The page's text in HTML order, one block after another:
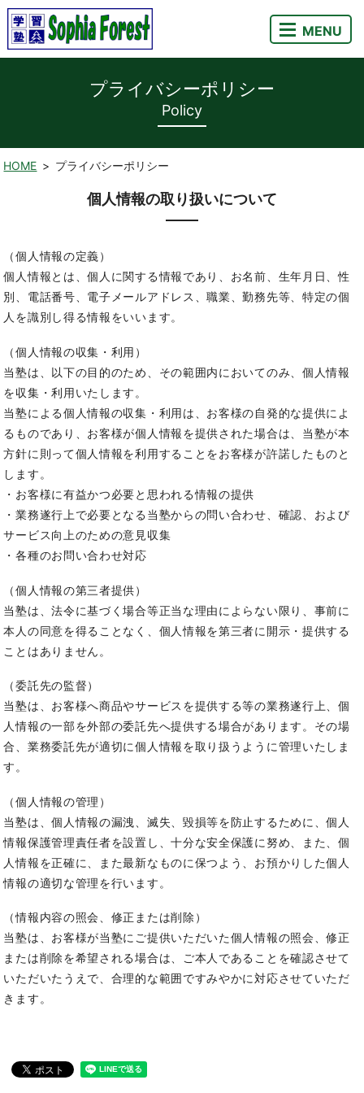
MENU
プライバシーポリシー
Policy
HOME プライバシーポリシー
個人情報の取り扱いについて
（個人情報の定義）
個人情報とは、個人に関する情報であり、お名前、生年月日、性
別、電話番号、電子メールアドレス、職業、勤務先等、特定の個
人を識別し得る情報をいいます。
（個人情報の収集・利用）
当塾は、以下の目的のため、その範囲内においてのみ、個人情報
を収集・利用いたします。
当塾による個人情報の収集・利用は、お客様の自発的な提供によ
るものであり、お客様が個人情報を提供された場合は、当塾が本
方針に則って個人情報を利用することをお客様が許諾したものと
します。
・お客様に有益かつ必要と思われる情報の提供
・業務遂行上で必要となる当塾からの問い合わせ、確認、および
サービス向上のための意見収集
・各種のお問い合わせ対応
（個人情報の第三者提供）
当塾は、法令に基づく場合等正当な理由によらない限り、事前に
本人の同意を得ることなく、個人情報を第三者に開示・提供する
ことはありません。
（委託先の監督）
当塾は、お客様へ商品やサービスを提供する等の業務遂行上、個
人情報の一部を外部の委託先へ提供する場合があります。その場
合、業務委託先が適切に個人情報を取り扱うように管理いたしま
す。
（個人情報の管理）
当塾は、個人情報の漏洩、滅失、毀損等を防止するために、個人
情報保護管理責任者を設置し、十分な安全保護に努め、また、個
人情報を正確に、また最新なものに保つよう、お預かりした個人
情報の適切な管理を行います。
（情報内容の照会、修正または削除）
当塾は、お客様が当塾にご提供いただいた個人情報の照会、修正
または削除を希望される場合は、ご本人であることを確認させて
いただいたうえで、合理的な範囲ですみやかに対応させていただ
きます。